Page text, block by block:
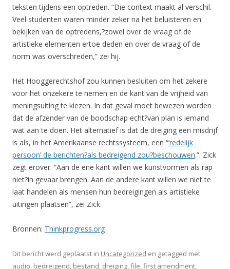
teksten tijdens een optreden. “Die context maakt al verschil.
Veel studenten waren minder zeker na het beluisteren en
bekijken van de optredens,?zowel over de vraag of de
artistieke elementen ertoe deden en over de vraag of de
norm was overschreden,” zei hij.
Het Hooggerechtshof zou kunnen besluiten om het zekere
voor het onzekere te nemen en de kant van de vrijheid van
meningsuiting te kiezen. In dat geval moet bewezen worden
dat de afzender van de boodschap echt?van plan is iemand
wat aan te doen. Het alternatief is dat de dreiging een misdrijf
is als, in het Amerikaanse rechtssysteem, een “‘redelijk
persoon’ de berichten?als bedreigend zou?beschouwen.”. Zick
zegt erover: “Aan de ene kant willen we kunstvormen als rap
niet?in gevaar brengen. Aan de andere kant willen we niet te
laat handelen als mensen hun bedreigingen als artistieke
uitingen plaatsen”, zei Zick.
Bronnen: Thinkprogress.org
Dit bericht werd geplaatst in Uncategorized en getagged met
audio, bedreigend, bestand, dreiging,file,first amendment,